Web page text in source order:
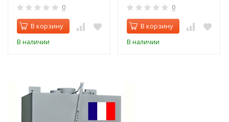
0
В корзину
В наличии
0
В корзину
В наличии